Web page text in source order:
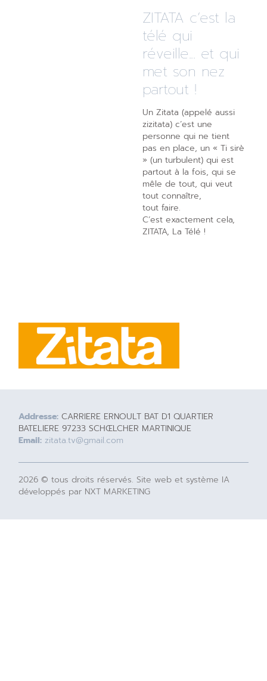
ZITATA c’est la
télé qui
réveille... et qui
met son nez
partout !
Un Zitata (appelé aussi
zizitata) c’est une
personne qui ne tient
pas en place, un « Ti sirè
» (un turbulent) qui est
partout à la fois, qui se
mêle de tout, qui veut
tout connaître,
tout faire.
C’est exactement cela,
ZITATA, La Télé !
Addresse: CARRIERE ERNOULT BAT D1 QUARTIER
BATELIERE 97233 SCHŒLCHER MARTINIQUE
Email: zitata.tv@gmail.com
2026 © tous droits réservés. Site web et système IA
développés par NXT MARKETING